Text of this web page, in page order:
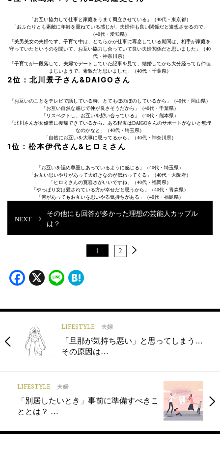
「お互い協力して仕事と家庭をうまく両立させている」（40代・東京都）
「おふたりとも素敵に年齢を重ねている感じが、夫婦仲も良い関係だと連想させるので」
（40代・愛知県）
「美男美女の夫婦です。子育て中は、どちらかが仕事に専念している期間は、相手が家庭を
守っていたというのを聞いて、お互い協力し合っていて良い夫婦関係だと思いました」（40
代・神奈川県）
「子育てが一段落して、夫婦でデートしていた記事を見て、結婚してから大分経っても仲睦
まじいようで、素敵だと思いました」（40代・千葉県）
2位：北川景子さん&DAIGOさん
「お互いのことをテレビで話している時、とてもほのぼのしているから」（40代・岡山県）
「お互い自然な感じで仲が良さそうだから」（40代・千葉県）
「リスペクトし、お互いを想い合っている」（40代・熊本県）
「北川さんが女優業に復帰できているから。ある程度はDAIGOさんのサポートがないと無理
なのかなと」（40代・埼玉県）
「自然にお互いを大事に思ってるから」（40代・神奈川県）
1位：松本伊代さん&ヒロミさん
「お互いを認め尊重しあっているように感じる」（40代・埼玉県）
「お互い思いやりがあって大好きなのが伝わってくる」（40代・大阪府）
「ヒロミさんの寛容さがいいですね」（40代・福岡県）
「やっぱり女は愛されている方が幸せだと思うから」（40代・青森県）
「何があってもお互いを思いやる気持ちがある」（40代・福島県）
その他にも回答が多かった理想の芸能人カップル
は？
1 2
Facebook
X Line
LIFESTYLE 夫婦
「旦那が気持ち悪い」と思ってしまう…
その原因は…
LIFESTYLE 夫婦
「別居したいとき」事前に準備すべきこ
ととは？ …